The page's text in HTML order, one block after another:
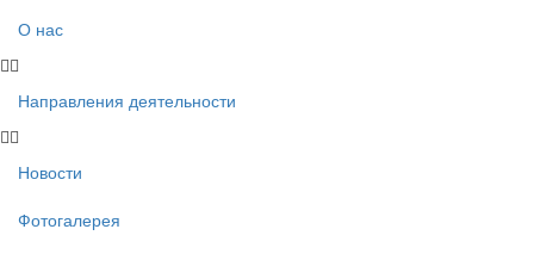
О нас
Направления деятельности
Новости
Фотогалерея